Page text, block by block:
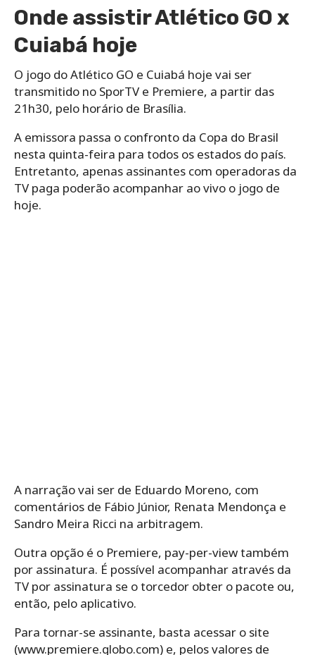
Onde assistir Atlético GO x
Cuiabá hoje
O jogo do Atlético GO e Cuiabá hoje vai ser
transmitido no SporTV e Premiere, a partir das
21h30, pelo horário de Brasília.
A emissora passa o confronto da Copa do Brasil
nesta quinta-feira para todos os estados do país.
Entretanto, apenas assinantes com operadoras da
TV paga poderão acompanhar ao vivo o jogo de
hoje.
A narração vai ser de Eduardo Moreno, com
comentários de Fábio Júnior, Renata Mendonça e
Sandro Meira Ricci na arbitragem.
Outra opção é o Premiere, pay-per-view também
por assinatura. É possível acompanhar através da
TV por assinatura se o torcedor obter o pacote ou,
então, pelo aplicativo.
Para tornar-se assinante, basta acessar o site
(www.premiere.globo.com) e, pelos valores de